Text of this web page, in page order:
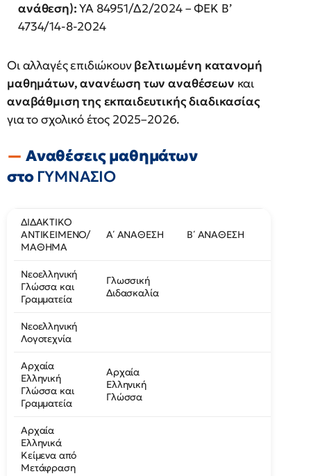
ανάθεση):ΥΑ 84951/Δ2/2024 – ΦΕΚ Β’
4734/14-8-2024
Οι αλλαγές επιδιώκουνβελτιωμένη κατανομή
μαθημάτων, ανανέωση των αναθέσεων και
αναβάθμιση της εκπαιδευτικής διαδικασίας
για το σχολικό έτος 2025–2026.
Αναθέσεις μαθημάτων
στο ΓΥΜΝΑΣΙΟ
ΔΙΔΑΚΤΙΚΟ
ΑΝΤΙΚΕΙΜΕΝΟ/
ΜΑΘΗΜΑ
Α΄ ΑΝΑΘΕΣΗ Β΄ ΑΝΑΘΕΣΗ
Νεοελληνική
Γλώσσα και
Γραμματεία
Γλωσσική
Διδασκαλία
Νεοελληνική
Λογοτεχνία
Αρχαία
Ελληνική
Γλώσσα και
Γραμματεία
Αρχαία
Ελληνική
Γλώσσα
Αρχαία
Ελληνικά
Κείμενα από
Μετάφραση